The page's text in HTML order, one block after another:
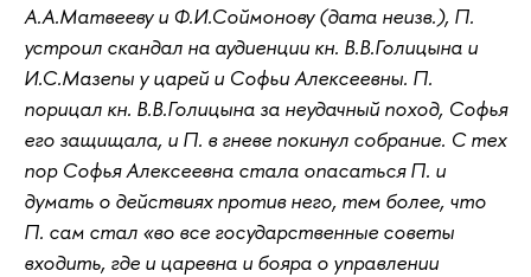
А.А.Матвееву и Ф.И.Соймонову (дата неизв.), П.
устроил скандал на аудиенции кн. В.В.Голицына и
И.С.Мазепы у царей и Софьи Алексеевны. П.
порицал кн. В.В.Голицына за неудачный поход, Софья
его защищала, и П. в гневе покинул собрание. С тех
пор Софья Алексеевна стала опасаться П. и
думать о действиях против него, тем более, что
П. сам стал «во все государственные советы
входить, где и царевна и бояра о управлении